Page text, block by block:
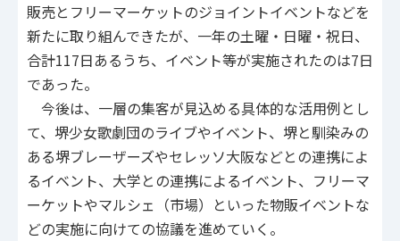
販売とフリーマーケットのジョイントイベントなどを
新たに取り組んできたが、一年の土曜・日曜・祝日、
合計117日あるうち、イベント等が実施されたのは7日
であった。
今後は、一層の集客が見込める具体的な活用例とし
て、堺少女歌劇団のライブやイベント、堺と馴染みの
ある堺ブレーザーズやセレッソ大阪などとの連携によ
るイベント、大学との連携によるイベント、フリーマ
ーケットやマルシェ（市場）といった物販イベントな
どの実施に向けての協議を進めていく。